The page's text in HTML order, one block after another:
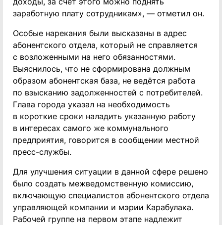
заработную плату сотрудникам», — отметил он.
Особые нарекания были высказаны в адрес
абонентского отдела, который не справляется
с возложенными на него обязанностями.
Выяснилось, что не сформирована должным
образом абонентская база, не ведётся работа
по взысканию задолженностей с потребителей.
Глава города указал на необходимость
в короткие сроки наладить указанную работу
в интересах самого же коммунального
предприятия, говорится в сообщении местной
пресс-службы.
Для улучшения ситуации в данной сфере решено
было создать межведомственную комиссию,
включающую специалистов абонентского отдела
управляющей компании и мэрии Карабулака.
Рабочей группе на первом этапе надлежит